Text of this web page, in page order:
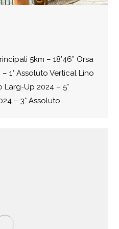
5km – 18’46” Orsa
1° Assoluto Vertical Lino
Larg-Up 2024 – 5°
– 3° Assoluto